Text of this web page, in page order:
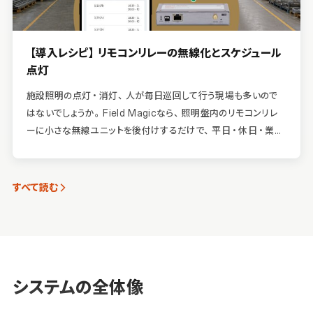
【導入レシピ】リモコンリレーの無線化とスケジュール
点灯
施設照明の点灯・消灯、人が毎日巡回して行う現場も多いので
はないでしょうか。Field Magicなら、照明盤内のリモコンリレ
ーに小さな無線ユニットを後付けするだけで、平日・休日・業務
すべて読む
システムの全体像